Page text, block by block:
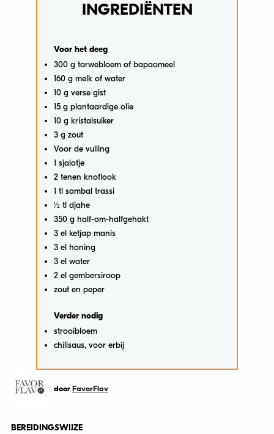
INGREDIËNTEN
Voor het deeg
300 g tarwebloem of bapaomeel
160 g melk of water
10 g verse gist
15 g plantaardige olie
10 g kristalsuiker
3 g zout
Voor de vulling
1 sjalotje
2 tenen knoflook
1 tl sambal trassi
1⁄2 tl djahe
350 g half-om-halfgehakt
3 el ketjap manis
3 el honing
3 el water
2 el gembersiroop
zout en peper
Verder nodig
strooibloem
chilisaus, voor erbij
door FavorFlav
BEREIDINGSWIJZE